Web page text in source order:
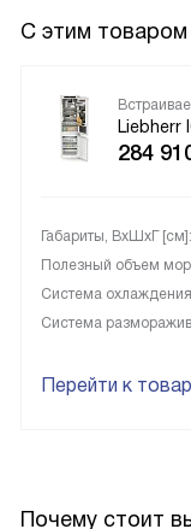
С этим
Liebherr
284
Габариты, ВxШxГ [см]:
Полезный объем
Система
Система
Перейти к
Почему стоит